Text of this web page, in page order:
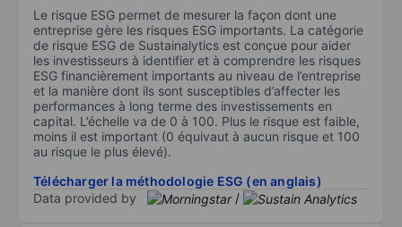
Le risque ESG permet de mesurer la façon dont une
entreprise gère les risques ESG importants. La catégorie
de risque ESG de Sustainalytics est conçue pour aider
les investisseurs à identifier et à comprendre les risques
ESG financièrement importants au niveau de l’entreprise
et la manière dont ils sont susceptibles d’affecter les
performances à long terme des investissements en
capital. L’échelle va de 0 à 100. Plus le risque est faible,
moins il est important (0 équivaut à aucun risque et 100
au risque le plus élevé).
Télécharger la méthodologie ESG (en anglais)
Data provided by
/